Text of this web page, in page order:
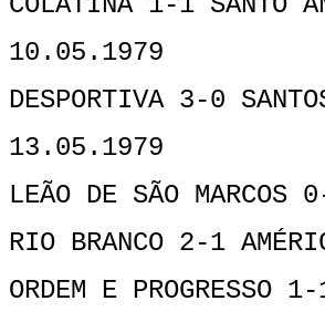
10.05.1979
DESPORTIVA 3-0
13.05.1979
LEÃO DE SÃO MARCOS
RIO BRANCO 2-1
ORDEM E PROGRESSO